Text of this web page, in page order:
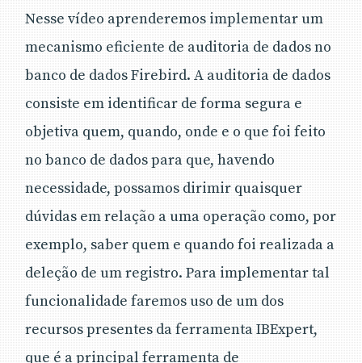
Nesse vídeo aprenderemos implementar um
mecanismo eficiente de auditoria de dados no
banco de dados Firebird. A auditoria de dados
consiste em identificar de forma segura e
objetiva quem, quando, onde e o que foi feito
no banco de dados para que, havendo
necessidade, possamos dirimir quaisquer
dúvidas em relação a uma operação como, por
exemplo, saber quem e quando foi realizada a
deleção de um registro. Para implementar tal
funcionalidade faremos uso de um dos
recursos presentes da ferramenta IBExpert,
que é a principal ferramenta de